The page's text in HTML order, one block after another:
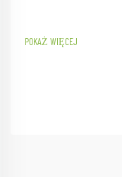
POKAŻ WIĘCEJ